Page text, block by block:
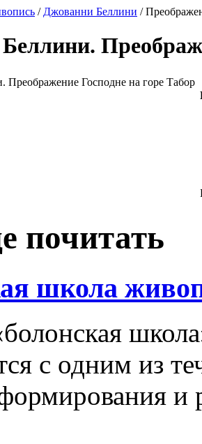
/ Джованни Беллини /
.
почитать
школа
с одним из
и